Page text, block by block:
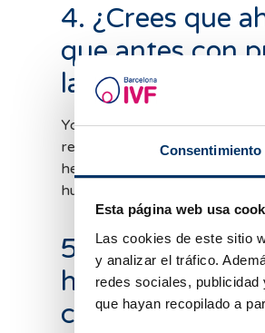
Consentimiento
Esta página web usa
Las cookies de este sitio
y analizar el tráfico.
redes sociales,
que hayan recopilado a
4. ¿Crees que
que antes con
la ciencia?
Yo creo que las niñas
relacionadas con la ciencia,
herramientas ni se nos
humanística.
5. ¿Hay alguna
haya inspirado
como